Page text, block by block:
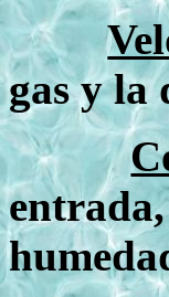
gas y la